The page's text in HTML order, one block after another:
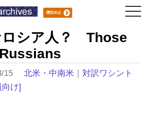
ロシア人？ Those
3/15北米・中南米 ｜対訳ワシント
向け]